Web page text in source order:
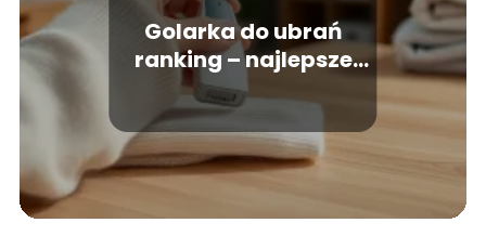
Golarka do ubrań
ranking – najlepsze
modele, na co zwrócić
uwagę